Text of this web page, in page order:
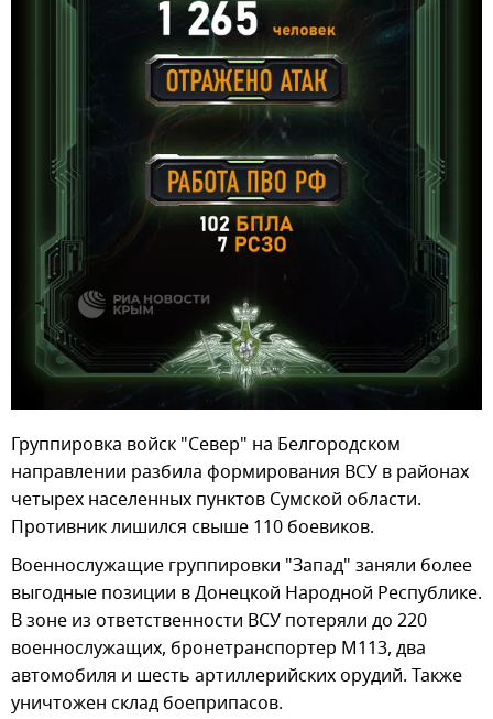
Группировка войск "Север" на Белгородском
направлении разбила формирования ВСУ в районах
четырех населенных пунктов Сумской области.
Противник лишился свыше 110 боевиков.
Военнослужащие группировки "Запад" заняли более
выгодные позиции в Донецкой Народной Республике.
В зоне из ответственности ВСУ потеряли до 220
военнослужащих, бронетранспортер М113, два
автомобиля и шесть артиллерийских орудий. Также
уничтожен склад боеприпасов.